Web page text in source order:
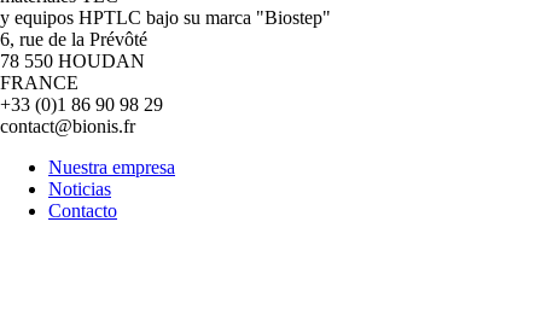
y equipos HPTLC bajo su marca "Biostep"
6, rue de la Prévôté
78 550 HOUDAN
FRANCE
+33 (0)1 86 90 98 29
contact@bionis.fr
Nuestra empresa
Noticias
Contacto